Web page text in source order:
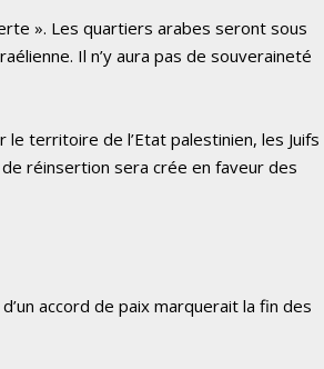
». Les quartiers arabes seront sous
Il n’y aura pas de souveraineté
territoire de l’Etat palestinien, les Juifs
réinsertion sera crée en faveur des
accord de paix marquerait la fin des